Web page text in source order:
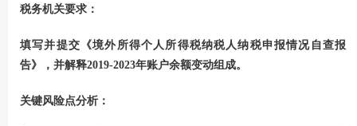
税务机关要求：
填写并提交《境外所得个人所得税纳税人纳税申报情况自查报
告》，并解释2019-2023年账户余额变动组成。
关键风险点分析：